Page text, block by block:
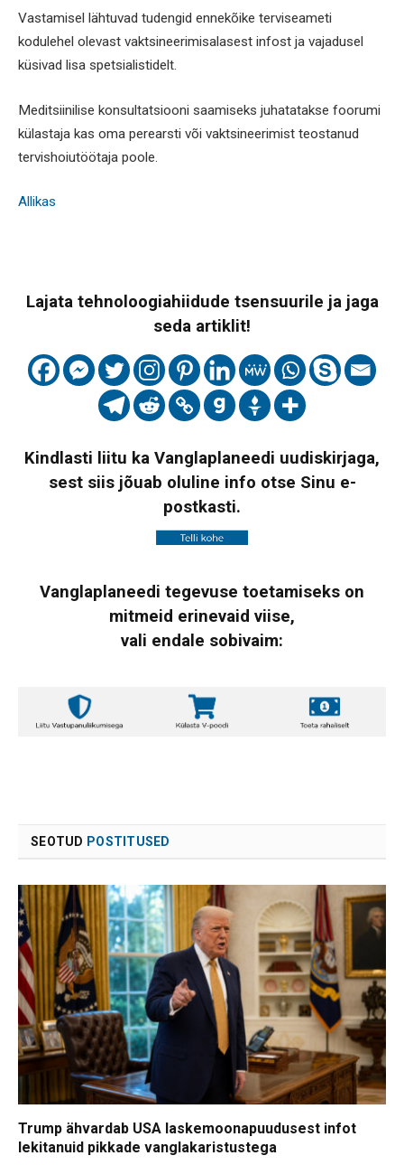
Vastamisel lähtuvad tudengid ennekõike terviseameti
kodulehel olevast vaktsineerimisalasest infost ja vajadusel
küsivad lisa spetsialistidelt.
Meditsiinilise konsultatsiooni saamiseks juhatatakse foorumi
külastaja kas oma perearsti või vaktsineerimist teostanud
tervishoiutöötaja poole.
Allikas
Lajata tehnoloogiahiidude tsensuurile ja jaga
seda artiklit!
Kindlasti liitu ka Vanglaplaneedi uudiskirjaga,
sest siis jõuab oluline info otse Sinu e-
postkasti.
Vanglaplaneedi tegevuse toetamiseks on
mitmeid erinevaid viise,
vali endale sobivaim:
SEOTUD POSTITUSED
Trump ähvardab USA laskemoonapuudusest infot
lekitanuid pikkade vanglakaristustega